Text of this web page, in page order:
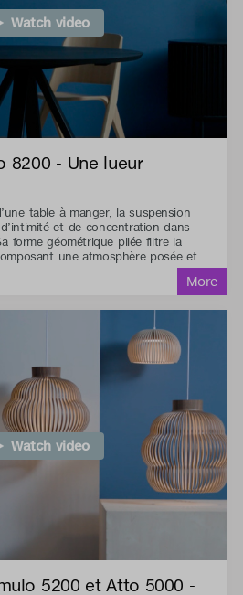
Watch video
8200 - Une lueur
table à manger, la suspension
et de concentration dans
forme géométrique pliée filtre la
une atmosphère posée et
Watch video
5200 et Atto 5000 -